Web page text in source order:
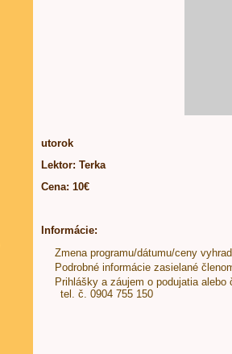
utorok
Lektor: Terka
Cena: 10€
Informácie:
Zmena programu/dátumu/ceny
Podrobné informácie zasielané
Prihlášky a záujem o podujatia
tel. č. 0904 755 150